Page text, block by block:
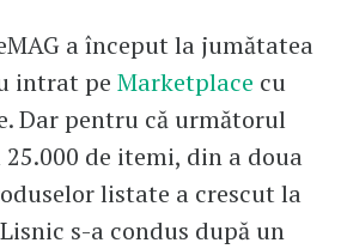
a început la jumătatea
intrat pe Marketplace cu
Dar pentru că următorul
de itemi, din a doua
listate a crescut la
s-a condus după un